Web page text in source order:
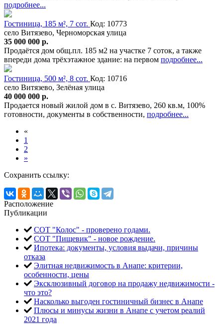
подробнее...
Гостиница, 185 м², 7 сот. Код: 10773
село Витязево, Черноморская улица
35 000 000 р.
Продаётся дом общ.пл. 185 м2 на участке 7 соток, а также
впереди дома трёхэтажное здание: на первом подробнее...
Гостиница, 500 м², 8 сот. Код: 10716
село Витязево, Зелёная улица
40 000 000 р.
Продается новый жилой дом в с. Витязево, 260 кв.м, 100%
готовности, документы в собственности, подробнее...
«
1
2
»
Сохранить ссылку:
Расположение
Публикации
СОТ "Колос" - проверено годами.
СОТ "Пищевик" - новое рождение.
Ипотека: документы, условия выдачи, причины
отказа
Элитная недвижимость в Анапе: критерии,
особенности, цены
Эксклюзивный договор на продажу недвижимости -
что это?
Насколько выгоден гостиничный бизнес в Анапе
Плюсы и минусы жизни в Анапе с учетом реалий
2021 года